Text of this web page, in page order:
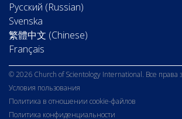
Русский (Russian)
Svenska
繁體中文 (Chinese)
Français
© 2026 Church of Scientology International. Все
Условия пользования
Политика в отношении cookie-файлов
Политика конфиденциальности